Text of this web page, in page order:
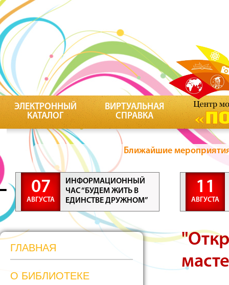
ЭЛЕКТРОННЫЙ
КАТАЛОГ
ВИРТУАЛЬНАЯ
СПРАВКА
Ближайшие
07
АВГУСТА
ИНФОРМАЦИОННЫЙ
ЧАС “БУДЕМ ЖИТЬ В
ЕДИНСТВЕ ДРУЖНОМ”
11
АВГУСТА
ГЛАВНАЯ
О БИБЛИОТЕКЕ